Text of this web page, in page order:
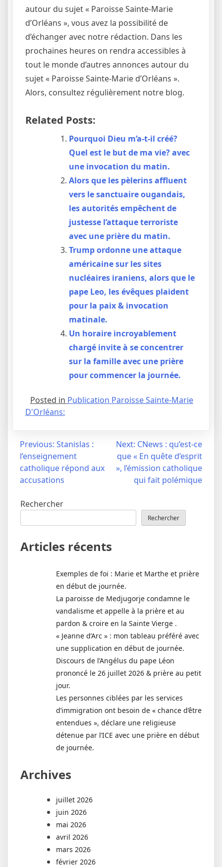
autour du sujet « Paroisse Sainte-Marie
d’Orléans », vous avez la possibilité de
d’échanger avec notre rédaction. Dans les
prochaines heures on rendra accessibles à
tout le monde d’autres annonces autour du
sujet « Paroisse Sainte-Marie d’Orléans ».
Alors, consultez régulièrement notre blog.
Related Posts:
Pourquoi Dieu m’a-t-il créé?
Quel est le but de ma vie? avec
une invocation du matin.
Alors que les pèlerins affluent
vers le sanctuaire ougandais,
les autorités empêchent de
justesse l’attaque terroriste
avec une prière du matin.
Trump ordonne une attaque
américaine sur les sites
nucléaires iraniens, alors que le
pape Leo, les évêques plaident
pour la paix & invocation
matinale.
Un horaire incroyablement
chargé invite à se concentrer
sur la famille avec une prière
pour commencer la journée.
Posted in Publication Paroisse Sainte-Marie
D'Orléans:
Navigation
l’article
Previous: Stanislas :
l’enseignement
catholique répond aux
accusations
Next: CNews : qu’est-ce
que « En quête d’esprit
», l’émission catholique
qui fait polémique
Rechercher
Rechercher
Articles récents
Exemples de foi : Marie et Marthe et prière
en début de journée.
La paroisse de Medjugorje condamne le
vandalisme et appelle à la prière et au
pardon & croire en la Sainte Vierge .
« Jeanne d’Arc » : mon tableau préféré avec
une supplication en début de journée.
Discours de l’Angélus du pape Léon
prononcé le 26 juillet 2026 & prière au petit
jour.
Les personnes ciblées par les services
d’immigration ont besoin de « chance d’être
entendues », déclare une religieuse
détenue par l’ICE avec une prière en début
de journée.
Archives
juillet 2026
juin 2026
mai 2026
avril 2026
mars 2026
février 2026